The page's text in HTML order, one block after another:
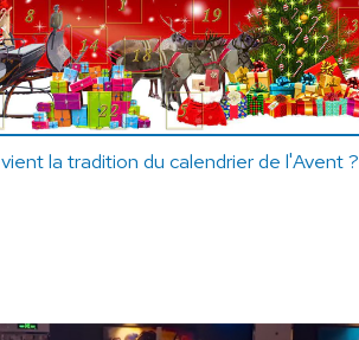
la tradition du calendrier de l'Avent ?